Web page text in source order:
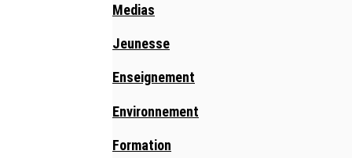
Medias
Jeunesse
Enseignement
Environnement
Formation